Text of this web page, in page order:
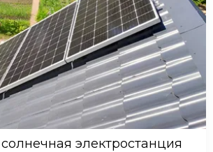
электростанция